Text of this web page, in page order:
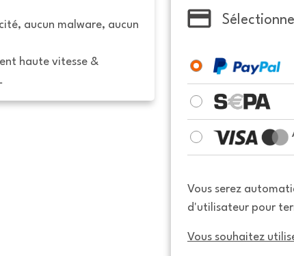
aucun malware, aucun
haute vitesse &
Vous serez
d'utilisateur pour
Vous souhaitez